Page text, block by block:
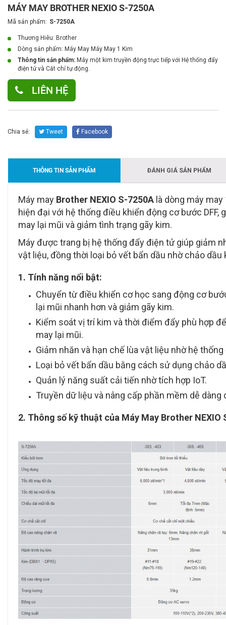
MÁY MAY BROTHER NEXIO S-7250A
Mã sản phẩm: S-7250A
Thương Hiêu: Brother
Dòng sản phẩm: Máy May Máy May 1 Kim
Thông tin sản phẩm: Máy một kim truyền động trực tiếp với Hệ thống đẩy
điện tử và Cắt chỉ tự động.
LIÊN HỆ
Chia sẻ: Tweet Facebook
THÔNG TIN SẢN PHẨM ĐÁNH GIÁ SẢN PHẨM
Máy may Brother NEXIO S-7250A là dòng máy
hiện đại với hệ thống điều khiển động cơ bước DFF,
may lại mũi và giảm tình trạng gãy kim.
Máy được trang bị hệ thống đẩy điện tử giúp giảm
vật liệu, đồng thời loại bỏ vết bẩn dầu nhờ chảo dầu
1. Tính năng nổi bật:
Chuyển từ điều khiển cơ học sang động cơ
lại mũi nhanh hơn và giảm gãy kim.
Kiểm soát vị trí kim và thời điểm đẩy phù hợp
may lại mũi.
Giảm nhăn và hạn chế lùa vật liệu nhờ hệ
Loại bỏ vết bẩn dầu bằng cách sử dụng chảo
Quản lý năng suất cải tiến nhờ tích hợp IoT.
Truyền dữ liệu và nâng cấp phần mềm dễ dàng
2. Thông số kỹ thuật của Máy May Brother NEXIO